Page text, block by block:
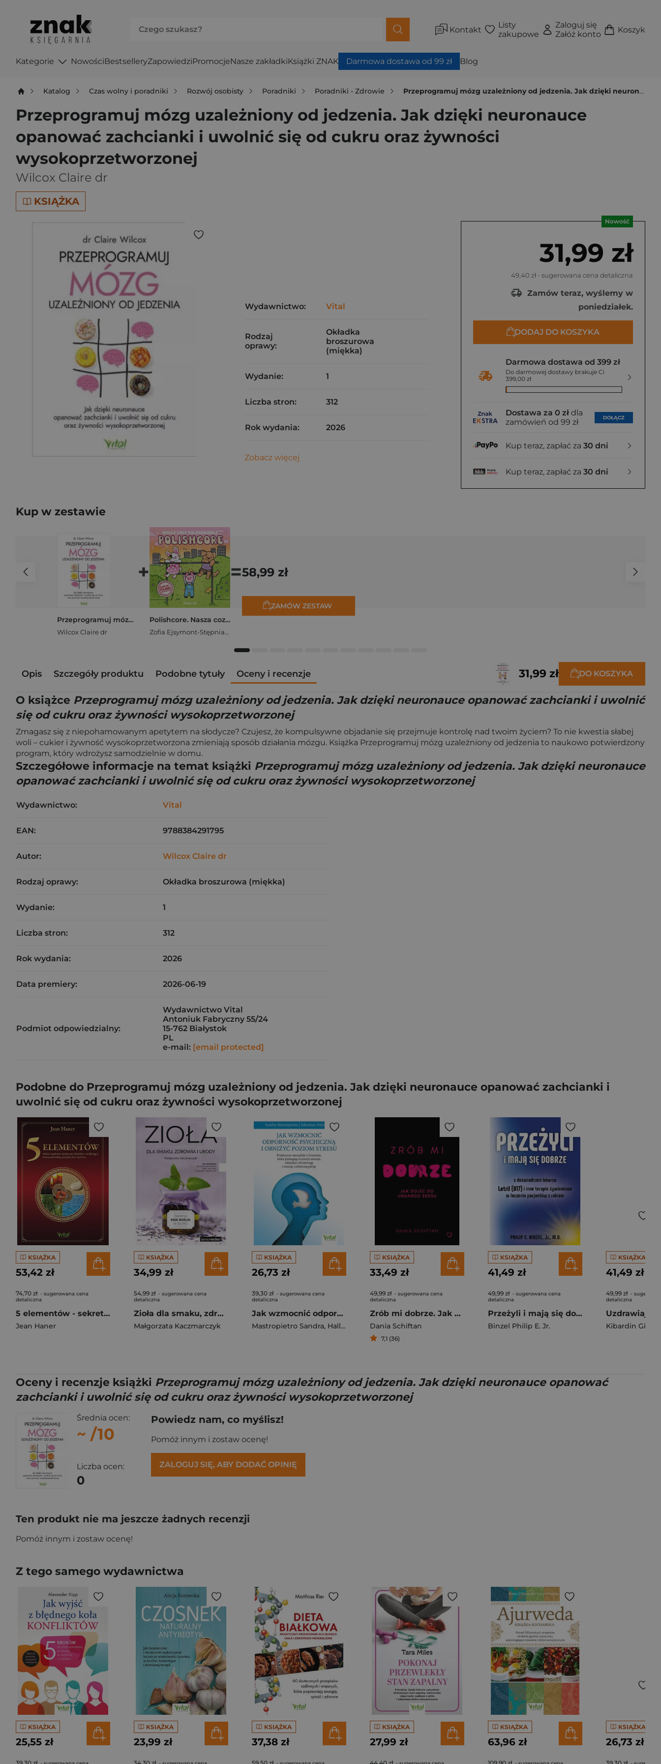
Kontakt
Listy
zakupowe
Zaloguj się
Załóż konto
Koszyk
Kategorie NowościBestselleryZapowiedziPromocjeNasze zakładkiKsiążki ZNAK Darmowa dostawa od 99 zł Blog
Katalog Czas wolny i poradniki Rozwój osobisty Poradniki Poradniki - Zdrowie Przeprogramuj mózg uzależniony od jedzenia. Jak dzięki neuronauce opanować zachcianki i uwolnić się od cukru oraz żywności wysokoprzetworzonej
Przeprogramuj mózg uzależniony od jedzenia. Jak dzięki neuronauce
opanować zachcianki i uwolnić się od cukru oraz żywności
wysokoprzetworzonej
Wilcox Claire dr
KSIĄŻKA
Nowość
31,99 zł
49,40 zł - sugerowana cena detaliczna
Zamów teraz, wyślemy w
poniedziałek.
DODAJ DO KOSZYKA
Darmowa dostawa od 399 zł
Do darmowej dostawy brakuje Ci
399,00 zł
Dostawa za 0 zł dla
zamówień od 99 zł
DOŁĄCZ
Kup teraz, zapłać za 30 dni
Kup teraz, zapłać za 30 dni
Wydawnictwo: Vital
Rodzaj
oprawy:
Okładka
broszurowa
(miękka)
Wydanie: 1
Liczba stron: 312
Rok wydania: 2026
Zobacz więcej
Kup w zestawie
Przeprogramuj mózg uzależniony od jedzenia. Jak dzięki neuronauce opanować zachcianki i uwolnić się od cukru oraz żywności wysokoprzetworzonej
Wilcox Claire dr
+
Polishcore. Nasza cozy kolorowanka
Zofia Ejsymont-Stępniak „Timka.ink”
=58,99 zł
ZAMÓW ZESTAW
Opis Szczegóły produktu Podobne tytuły Oceny i recenzje 31,99 zł DO KOSZYKA
O książce Przeprogramuj mózg uzależniony od jedzenia. Jak dzięki neuronauce opanować zachcianki i uwolnić
się od cukru oraz żywności wysokoprzetworzonej
Zmagasz się z niepohamowanym apetytem na słodycze? Czujesz, że kompulsywne objadanie się przejmuje kontrolę nad twoim życiem? To nie kwestia słabej
woli – cukier i żywność wysokoprzetworzona zmieniają sposób działania mózgu. Książka Przeprogramuj mózg uzależniony od jedzenia to naukowo potwierdzony
program, który wdrożysz samodzielnie w domu.
Szczegółowe informacje na temat książki Przeprogramuj mózg uzależniony od jedzenia. Jak dzięki neuronauce
opanować zachcianki i uwolnić się od cukru oraz żywności wysokoprzetworzonej
Wydawnictwo: Vital
EAN: 9788384291795
Autor: Wilcox Claire dr
Rodzaj oprawy: Okładka broszurowa (miękka)
Wydanie: 1
Liczba stron: 312
Rok wydania: 2026
Data premiery: 2026-06-19
Podmiot odpowiedzialny:
Wydawnictwo Vital
Antoniuk Fabryczny 55/24
15-762 Białystok
PL
e-mail: [email protected]
Podobne do Przeprogramuj mózg uzależniony od jedzenia. Jak dzięki neuronauce opanować zachcianki i
uwolnić się od cukru oraz żywności wysokoprzetworzonej
KSIĄŻKA
53,42 zł
74,70 zł - sugerowana cena
detaliczna
5 elementów - sekret mądrości medycyny chińskiej uwalniający naszą naturalną, potężną moc życiową wyd. 2025
Jean Haner
KSIĄŻKA
34,99 zł
54,99 zł - sugerowana cena
detaliczna
Zioła dla smaku, zdrowia i urody
Małgorzata Kaczmarczyk
KSIĄŻKA
26,73 zł
39,30 zł - sugerowana cena
detaliczna
Jak wzmocnić odporność psychiczną i obniżyć poziom stresu.Praktyczne narzędzia i ćwiczenia, które pomagają wyciszyć emocje, odzyskać równowagę i usunąć codzienną presję
Mastropietro Sandra, Hallmann Sebastian
KSIĄŻKA
33,49 zł
49,99 zł - sugerowana cena
detaliczna
Zrób mi dobrze. Jak dojść do udanego seksu
Dania Schiftan
7,1 (36)
KSIĄŻKA
41,49 zł
49,99 zł - sugerowana cena
detaliczna
Przeżyli i mają się dobrze. Z doswiadczeń lekarza - Letril (B17) i inne terapie żywieniowe w leczeniu pacjentów z rakiem
Binzel Philip E. Jr.
KSIĄŻKA
41,49 zł
49,99 zł -
detaliczna
Kibardin
Oceny i recenzje książki Przeprogramuj mózg uzależniony od jedzenia. Jak dzięki neuronauce opanować
zachcianki i uwolnić się od cukru oraz żywności wysokoprzetworzonej
Średnia ocen:
~ /10
Liczba ocen:
0
Powiedz nam, co myślisz!
Pomóż innym i zostaw ocenę!
ZALOGUJ SIĘ, ABY DODAĆ OPINIĘ
Ten produkt nie ma jeszcze żadnych recenzji
Pomóż innym i zostaw ocenę!
Z tego samego wydawnictwa
KSIĄŻKA
25,55 zł
KSIĄŻKA
23,99 zł
KSIĄŻKA
37,38 zł
KSIĄŻKA
27,99 zł
KSIĄŻKA
63,96 zł
KSIĄŻKA
26,73 zł